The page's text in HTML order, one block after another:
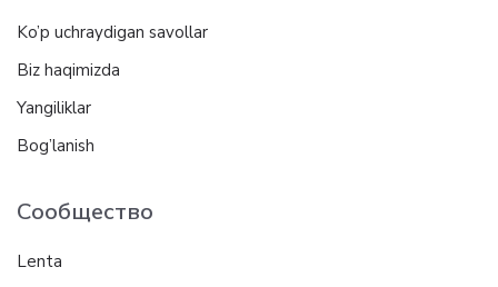
Ko’p uchraydigan savollar
Biz haqimizda
Yangiliklar
Bog’lanish
Сообщество
Lenta